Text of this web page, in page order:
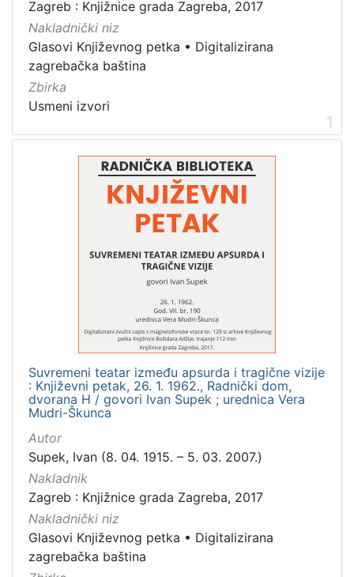
Digitalizirana zagrebačka baština
Glasovi Književnog petka
Zaštićeno autorskim pravom
zvučna građa - neglazbena
Zbirka
Usmeni izvori
Zagreb : Knjižnice grada Zagreba, 2017
Nakladnički niz
Glasovi Književnog petka • Digitalizirana
zagrebačka baština
Zbirka
Usmeni izvori
1
Suvremeni teatar između apsurda i tragične vizije
: Književni petak, 26. 1. 1962., Radnički dom,
dvorana H / govori Ivan Supek ; urednica Vera
Mudri-Škunca
Autor
Supek, Ivan (8. 04. 1915. – 5. 03. 2007.)
Nakladnik
Zagreb : Knjižnice grada Zagreba, 2017
Nakladnički niz
Glasovi Književnog petka • Digitalizirana
zagrebačka baština